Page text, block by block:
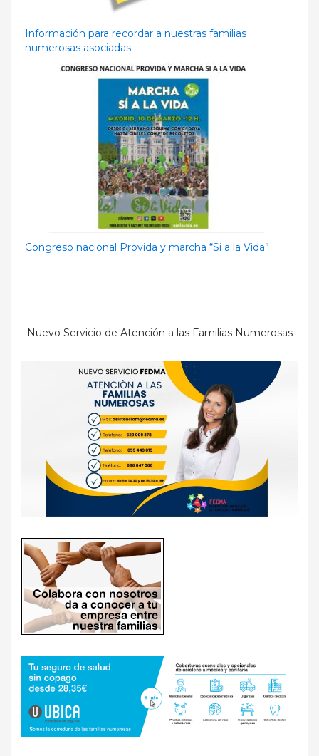
Información para recordar a nuestras familias
numerosas asociadas
Congreso nacional Provida y marcha “Si a la Vida”
Nuevo Servicio de Atención a las Familias Numerosas